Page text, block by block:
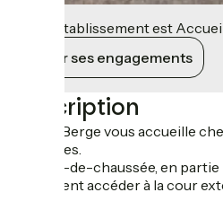
Cet établissement est
Voir ses engagements
Description
- L'Eau Berge vous accueille
Vacances.
- Le rez-de-chaussée, en
également accéder à la cour